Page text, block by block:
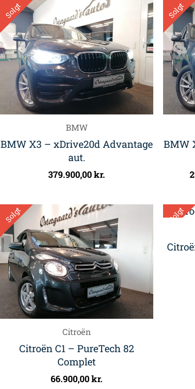
Solgt
BMW
BMW X3 – xDrive20d Advantage
aut.
379.900,00kr.
Solgt
BMW
Solgt
Citroën
Citroën C1 – PureTech 82
Complet
66.900,00kr.
Solgt